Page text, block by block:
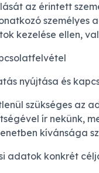
az érintett
személyes
kezelése ellen,
nyújtása és
szükséges az
ír nekünk,
kívánsága
adatok konkrét